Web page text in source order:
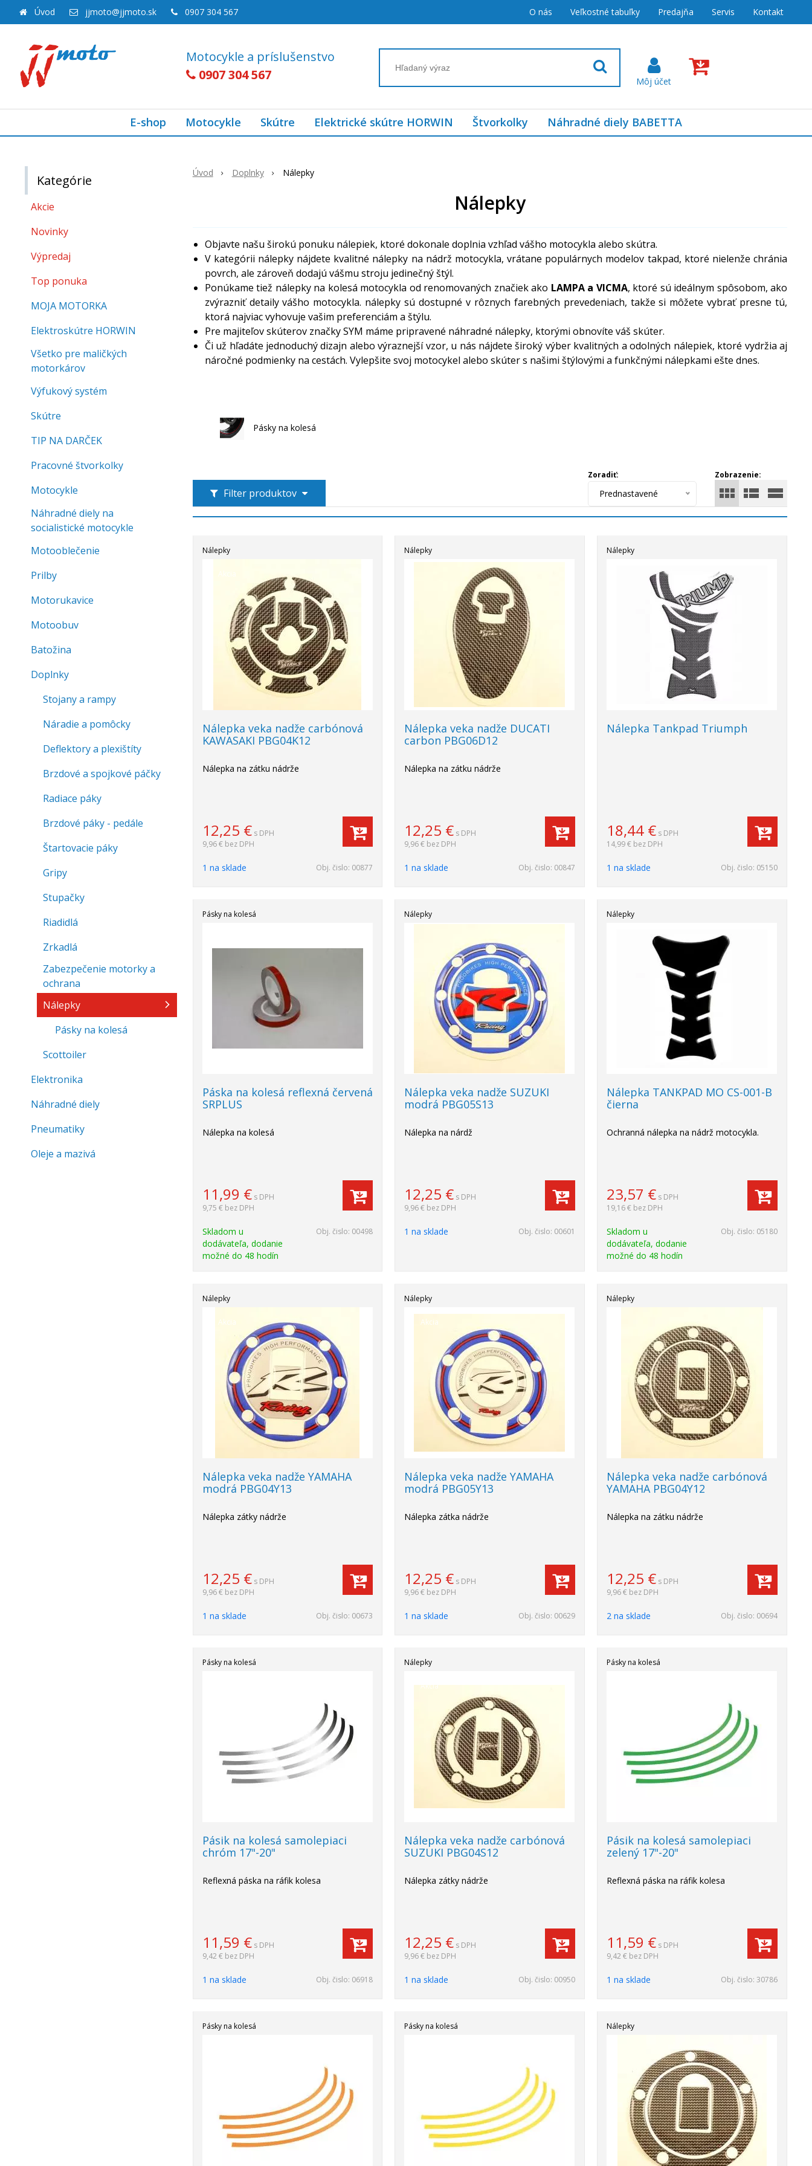
Motocykle a príslušenstvo
0907 304 567
Úvod jjmoto@jjmoto.sk 0907 304 567 O nás Veľkostné tabuľky Predajňa Servis Kontakt
E-shop Motocykle Skútre Elektrické skútre HORWIN Štvorkolky Náhradné diely BABETTA
Úvod Doplnky Nálepky
Nálepky
Objavte našu širokú ponuku nálepiek, ktoré dokonale doplnia vzhľad vášho motocykla alebo skútra.
V kategórii nálepky nájdete kvalitné nálepky na nádrž motocykla, vrátane populárnych modelov takpad, ktoré nielenže chránia
povrch, ale zároveň dodajú vášmu stroju jedinečný štýl.
Ponúkame tiež nálepky na kolesá motocykla od renomovaných značiek ako LAMPA a VICMA, ktoré sú ideálnym spôsobom, ako
zvýrazniť detaily vášho motocykla. nálepky sú dostupné v rôznych farebných prevedeniach, takže si môžete vybrať presne tú,
ktorá najviac vyhovuje vašim preferenciám a štýlu.
Pre majiteľov skúterov značky SYM máme pripravené náhradné nálepky, ktorými obnovíte váš skúter.
Či už hľadáte jednoduchý dizajn alebo výraznejší vzor, u nás nájdete široký výber kvalitných a odolných nálepiek, ktoré vydržia aj
náročné podmienky na cestách. Vylepšite svoj motocykel alebo skúter s našimi štýlovými a funkčnými nálepkami ešte dnes.
Pásky na kolesá
Filter produktov
Zobrazenie:
Zoradiť:
Prednastavené
Nálepky
Nálepka veka nadže carbónová
KAWASAKI PBG04K12
Nálepka na zátku nádrže
12,25 € s DPH
9,96 € bez DPH
1 na sklade Obj. čislo: 00877
Nálepky
Nálepka veka nadže DUCATI
carbon PBG06D12
Nálepka na zátku nádrže
12,25 € s DPH
9,96 € bez DPH
1 na sklade Obj. čislo: 00847
Nálepky
Nálepka Tankpad Triumph
18,44 € s DPH
14,99 € bez DPH
1 na sklade Obj. čislo: 05150
Pásky na kolesá
Páska na kolesá reflexná červená
SRPLUS
Nálepka na kolesá
11,99 € s DPH
9,75 € bez DPH
Skladom u
dodávateľa, dodanie
možné do 48 hodín
Obj. čislo: 00498
Nálepky
Nálepka veka nadže SUZUKI
modrá PBG05S13
Nálepka na nárdž
12,25 € s DPH
9,96 € bez DPH
1 na sklade Obj. čislo: 00601
Nálepky
Nálepka TANKPAD MO CS-001-B
čierna
Ochranná nálepka na nádrž motocykla.
23,57 € s DPH
19,16 € bez DPH
Skladom u
dodávateľa, dodanie
možné do 48 hodín
Obj. čislo: 05180
Nálepky
Akcia
Nálepka veka nadže YAMAHA
modrá PBG04Y13
Nálepka zátky nádrže
12,25 € s DPH
9,96 € bez DPH
1 na sklade Obj. čislo: 00673
Nálepky
Akcia
Nálepka veka nadže YAMAHA
modrá PBG05Y13
Nálepka zátka nádrže
12,25 € s DPH
9,96 € bez DPH
1 na sklade Obj. čislo: 00629
Nálepky
Nálepka veka nadže carbónová
YAMAHA PBG04Y12
Nálepka na zátku nádrže
12,25 € s DPH
9,96 € bez DPH
2 na sklade Obj. čislo: 00694
Pásky na kolesá
Pásik na kolesá samolepiaci
chróm 17"-20"
Reflexná páska na ráfik kolesa
11,59 € s DPH
9,42 € bez DPH
1 na sklade Obj. čislo: 06918
Nálepky
Akcia
Nálepka veka nadže carbónová
SUZUKI PBG04S12
Nálepka zátky nádrže
12,25 € s DPH
9,96 € bez DPH
1 na sklade Obj. čislo: 00950
Pásky na kolesá
Pásik na kolesá samolepiaci
zelený 17"-20"
Reflexná páska na ráfik kolesa
11,59 € s DPH
9,42 € bez DPH
1 na sklade Obj. čislo: 30786
Pásky na kolesá Pásky na kolesá Nálepky
Kategórie
Akcie
Novinky
Výpredaj
Top ponuka
MOJA MOTORKA
Elektroskútre HORWIN
Všetko pre maličkých
motorkárov
Výfukový systém
Skútre
TIP NA DARČEK
Pracovné štvorkolky
Motocykle
Náhradné diely na
socialistické motocykle
Motooblečenie
Prilby
Motorukavice
Motoobuv
Batožina
Doplnky
Stojany a rampy
Náradie a pomôcky
Deflektory a plexištíty
Brzdové a spojkové páčky
Radiace páky
Brzdové páky - pedále
Štartovacie páky
Gripy
Stupačky
Riadidlá
Zrkadlá
Zabezpečenie motorky a
ochrana
Nálepky
Pásky na kolesá
Scottoiler
Elektronika
Náhradné diely
Pneumatiky
Oleje a mazivá